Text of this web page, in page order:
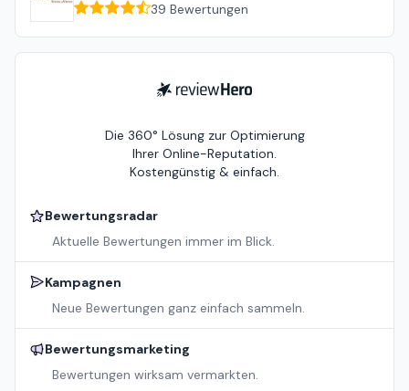
39 Bewertungen
ReviewHero
Die 360° Lösung zur Optimierung
Ihrer Online-Reputation.
Kostengünstig & einfach.
Bewertungsradar
Aktuelle Bewertungen immer im Blick.
Kampagnen
Neue Bewertungen ganz einfach sammeln.
Bewertungsmarketing
Bewertungen wirksam vermarkten.